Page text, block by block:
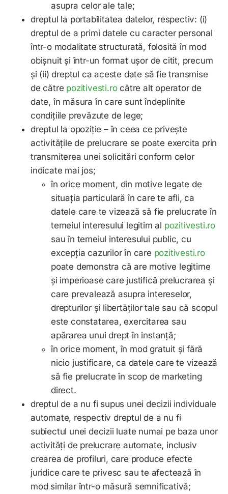
asupra celor ale tale;
dreptul la portabilitatea datelor, respectiv: (i)
dreptul de a primi datele cu caracter personal
într-o modalitate structurată, folosită în mod
obișnuit și într-un format ușor de citit, precum
și (ii) dreptul ca aceste date să fie transmise
de către pozitivesti.rocătre alt operator de
date, în măsura în care sunt îndeplinite
condițiile prevăzute de lege;
dreptul la opoziție – în ceea ce privește
activitățile de prelucrare se poate exercita prin
transmiterea unei solicitări conform celor
indicate mai jos;
în orice moment, din motive legate de
situația particulară în care te afli, ca
datele care te vizează să fie prelucrate în
temeiul interesului legitim al pozitivesti.ro
sau în temeiul interesului public, cu
excepția cazurilor în care pozitivesti.ro
poate demonstra că are motive legitime
și imperioase care justifică prelucrarea și
care prevalează asupra intereselor,
drepturilor și libertăților tale sau că scopul
este constatarea, exercitarea sau
apărarea unui drept în instanță;
în orice moment, în mod gratuit și fără
nicio justificare, ca datele care te vizează
să fie prelucrate în scop de marketing
direct.
dreptul de a nu fi supus unei decizii individuale
automate, respectiv dreptul de a nu fi
subiectul unei decizii luate numai pe baza unor
activități de prelucrare automate, inclusiv
crearea de profiluri, care produce efecte
juridice care te privesc sau te afectează în
mod similar într-o măsură semnificativă;